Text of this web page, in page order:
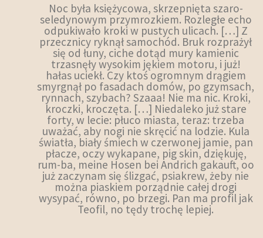
Noc była księżycowa, skrzepnięta szaro-
seledynowym przymrozkiem. Rozległe echo
odpukiwało kroki w pustych ulicach. […] Z
przecznicy ryknął samochód. Bruk rozprażył
się od łuny, ciche dotąd mury kamienic
trzasnęły wysokim jękiem motoru, i już!
hałas uciekł. Czy ktoś ogromnym drągiem
smyrgnął po fasadach domów, po gzymsach,
rynnach, szybach? Szaaa! Nie ma nic. Kroki,
kroczki, kroczęta. […] Niedaleko już stare
forty, w lecie: płuco miasta, teraz: trzeba
uważać, aby nogi nie skręcić na lodzie. Kula
światła, biały śmiech w czerwonej jamie, pan
płacze, oczy wykapane, pig skin, dziękuję,
rum-ba, meine Hosen bei Andrich gakauft, oo
już zaczynam się ślizgać, psiakrew, żeby nie
można piaskiem porządnie całej drogi
wysypać, równo, po brzegi. Pan ma profil jak
Teofil, no tędy trochę lepiej.